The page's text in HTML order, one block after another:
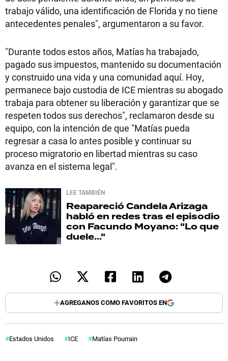
trabajo válido, una identificación de Florida y no tiene
antecedentes penales", argumentaron a su favor.
"Durante todos estos años, Matías ha trabajado,
pagado sus impuestos, mantenido su documentación
y construido una vida y una comunidad aquí. Hoy,
permanece bajo custodia de ICE mientras su abogado
trabaja para obtener su liberación y garantizar que se
respeten todos sus derechos", reclamaron desde su
equipo, con la intención de que "Matías pueda
regresar a casa lo antes posible y continuar su
proceso migratorio en libertad mientras su caso
avanza en el sistema legal".
LEE TAMBIÉN
ReaparecióCandela Arizaga
habló en redes tras el episodio
con Facundo Moyano: "Lo que
duele..."
AGREGANOS COMO FAVORITOS EN
Estados Unidos ICE Matías Pourrain